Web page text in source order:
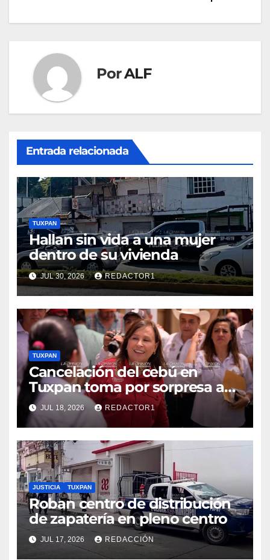
PorALF
Entrada relacionada
TUXPAN
Hallan sin vida a una mujer
dentro de su vivienda
JUL 30, 2026 REDACTOR1
TUXPAN
Cancelación del cebú en
Tuxpan toma por sorpresa a
Nahle
JUL 18, 2026 REDACTOR1
JUSTICIA TUXPAN
Roban centro de distribución
de zapatería en pleno centro
JUL 17, 2026 REDACCIÓN